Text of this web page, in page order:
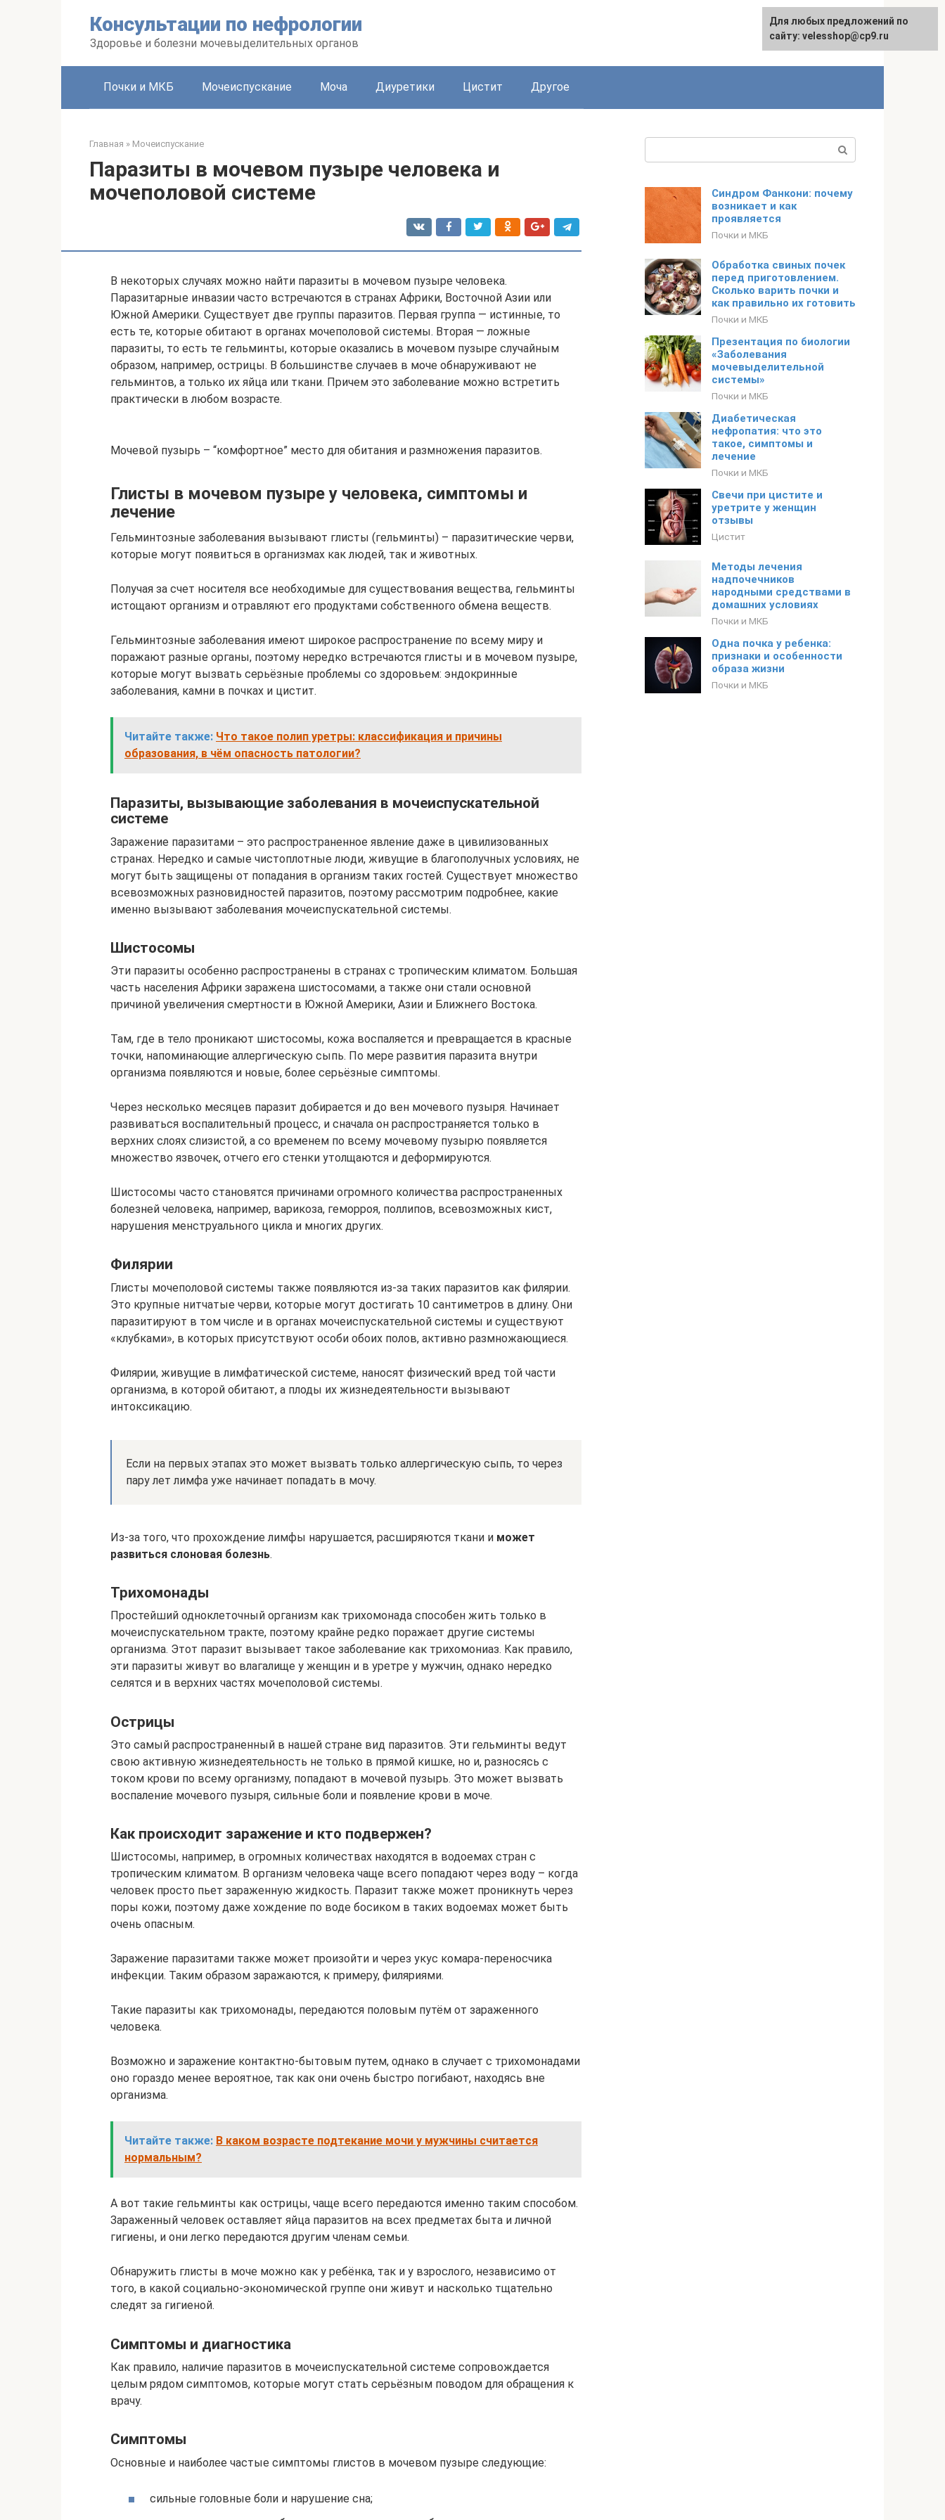
Консультации по нефрологии
Здоровье и болезни мочевыделительных органов
Почки и МКБ Мочеиспускание Моча Диуретики Цистит Другое
Главная » Мочеиспускание
Паразиты в мочевом пузыре человека и
мочеполовой системе
В некоторых случаях можно найти паразиты в мочевом пузыре человека.
Паразитарные инвазии часто встречаются в странах Африки, Восточной Азии или
Южной Америки. Существует две группы паразитов. Первая группа — истинные, то
есть те, которые обитают в органах мочеполовой системы. Вторая — ложные
паразиты, то есть те гельминты, которые оказались в мочевом пузыре случайным
образом, например, острицы. В большинстве случаев в моче обнаруживают не
гельминтов, а только их яйца или ткани. Причем это заболевание можно встретить
практически в любом возрасте.
Мочевой пузырь – “комфортное” место для обитания и размножения паразитов.
Глисты в мочевом пузыре у человека, симптомы и
лечение
Гельминтозные заболевания вызывают глисты (гельминты) – паразитические черви,
которые могут появиться в организмах как людей, так и животных.
Получая за счет носителя все необходимые для существования вещества, гельминты
истощают организм и отравляют его продуктами собственного обмена веществ.
Гельминтозные заболевания имеют широкое распространение по всему миру и
поражают разные органы, поэтому нередко встречаются глисты и в мочевом пузыре,
которые могут вызвать серьёзные проблемы со здоровьем: эндокринные
заболевания, камни в почках и цистит.
Читайте также: Что такое полип уретры: классификация и причины
образования, в чём опасность патологии?
Паразиты, вызывающие заболевания в мочеиспускательной
системе
Заражение паразитами – это распространенное явление даже в цивилизованных
странах. Нередко и самые чистоплотные люди, живущие в благополучных условиях, не
могут быть защищены от попадания в организм таких гостей. Существует множество
всевозможных разновидностей паразитов, поэтому рассмотрим подробнее, какие
именно вызывают заболевания мочеиспускательной системы.
Шистосомы
Эти паразиты особенно распространены в странах с тропическим климатом. Большая
часть населения Африки заражена шистосомами, а также они стали основной
причиной увеличения смертности в Южной Америки, Азии и Ближнего Востока.
Там, где в тело проникают шистосомы, кожа воспаляется и превращается в красные
точки, напоминающие аллергическую сыпь. По мере развития паразита внутри
организма появляются и новые, более серьёзные симптомы.
Через несколько месяцев паразит добирается и до вен мочевого пузыря. Начинает
развиваться воспалительный процесс, и сначала он распространяется только в
верхних слоях слизистой, а со временем по всему мочевому пузырю появляется
множество язвочек, отчего его стенки утолщаются и деформируются.
Шистосомы часто становятся причинами огромного количества распространенных
болезней человека, например, варикоза, геморроя, поллипов, всевозможных кист,
нарушения менструального цикла и многих других.
Филярии
Глисты мочеполовой системы также появляются из-за таких паразитов как филярии.
Это крупные нитчатые черви, которые могут достигать 10 сантиметров в длину. Они
паразитируют в том числе и в органах мочеиспускательной системы и существуют
«клубками», в которых присутствуют особи обоих полов, активно размножающиеся.
Филярии, живущие в лимфатической системе, наносят физический вред той части
организма, в которой обитают, а плоды их жизнедеятельности вызывают
интоксикацию.
Если на первых этапах это может вызвать только аллергическую сыпь, то через
пару лет лимфа уже начинает попадать в мочу.
Из-за того, что прохождение лимфы нарушается, расширяются ткани и может
развиться слоновая болезнь.
Трихомонады
Простейший одноклеточный организм как трихомонада способен жить только в
мочеиспускательном тракте, поэтому крайне редко поражает другие системы
организма. Этот паразит вызывает такое заболевание как трихомониаз. Как правило,
эти паразиты живут во влагалище у женщин и в уретре у мужчин, однако нередко
селятся и в верхних частях мочеполовой системы.
Острицы
Это самый распространенный в нашей стране вид паразитов. Эти гельминты ведут
свою активную жизнедеятельность не только в прямой кишке, но и, разносясь с
током крови по всему организму, попадают в мочевой пузырь. Это может вызвать
воспаление мочевого пузыря, сильные боли и появление крови в моче.
Как происходит заражение и кто подвержен?
Шистосомы, например, в огромных количествах находятся в водоемах стран с
тропическим климатом. В организм человека чаще всего попадают через воду – когда
человек просто пьет зараженную жидкость. Паразит также может проникнуть через
поры кожи, поэтому даже хождение по воде босиком в таких водоемах может быть
очень опасным.
Заражение паразитами также может произойти и через укус комара-переносчика
инфекции. Таким образом заражаются, к примеру, филяриями.
Такие паразиты как трихомонады, передаются половым путём от зараженного
человека.
Возможно и заражение контактно-бытовым путем, однако в случает с трихомонадами
оно гораздо менее вероятное, так как они очень быстро погибают, находясь вне
организма.
Читайте также: В каком возрасте подтекание мочи у мужчины считается
нормальным?
А вот такие гельминты как острицы, чаще всего передаются именно таким способом.
Зараженный человек оставляет яйца паразитов на всех предметах быта и личной
гигиены, и они легко передаются другим членам семьи.
Обнаружить глисты в моче можно как у ребёнка, так и у взрослого, независимо от
того, в какой социально-экономической группе они живут и насколько тщательно
следят за гигиеной.
Симптомы и диагностика
Как правило, наличие паразитов в мочеиспускательной системе сопровождается
целым рядом симптомов, которые могут стать серьёзным поводом для обращения к
врачу.
Симптомы
Основные и наиболее частые симптомы глистов в мочевом пузыре следующие:
сильные головные боли и нарушение сна;
Синдром Фанкони: почему
возникает и как
проявляется
Почки и МКБ
Обработка свиных почек
перед приготовлением.
Сколько варить почки и
как правильно их готовить
Почки и МКБ
Презентация по биологии
«Заболевания
мочевыделительной
системы»
Почки и МКБ
Диабетическая
нефропатия: что это
такое, симптомы и
лечение
Почки и МКБ
Свечи при цистите и
уретрите у женщин
отзывы
Цистит
Методы лечения
надпочечников
народными средствами в
домашних условиях
Почки и МКБ
Одна почка у ребенка:
признаки и особенности
образа жизни
Почки и МКБ
Для любых предложений по
сайту: velesshop@cp9.ru